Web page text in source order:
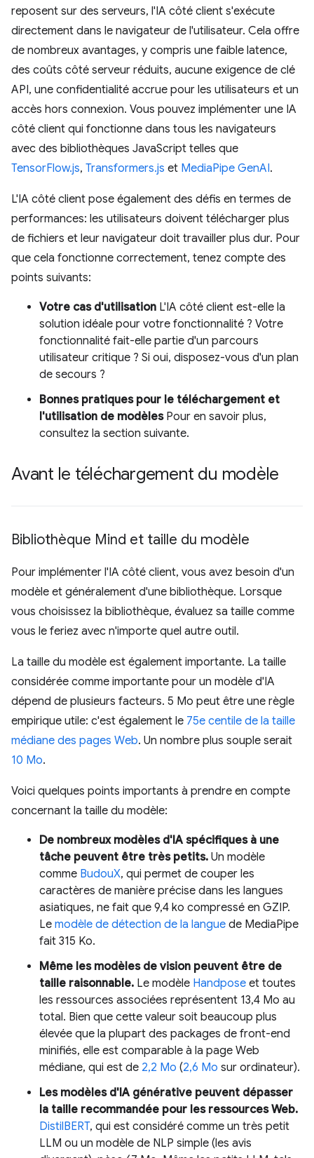
reposent sur des serveurs, l'IA côté client s'exécute
directement dans le navigateur de l'utilisateur. Cela offre
de nombreux avantages, y compris une faible latence,
des coûts côté serveur réduits, aucune exigence de clé
API, une confidentialité accrue pour les utilisateurs et un
accès hors connexion. Vous pouvez implémenter une IA
côté client qui fonctionne dans tous les navigateurs
avec des bibliothèques JavaScript telles que
TensorFlow.js, Transformers.js et MediaPipe GenAI.
L'IA côté client pose également des défis en termes de
performances: les utilisateurs doivent télécharger plus
de fichiers et leur navigateur doit travailler plus dur. Pour
que cela fonctionne correctement, tenez compte des
points suivants:
Votre cas d'utilisation L'IA côté client est-elle la
solution idéale pour votre fonctionnalité ? Votre
fonctionnalité fait-elle partie d'un parcours
utilisateur critique ? Si oui, disposez-vous d'un plan
de secours ?
Bonnes pratiques pour le téléchargement et
l'utilisation de modèlesPour en savoir plus,
consultez la section suivante.
Avant le téléchargement du modèle
Bibliothèque Mind et taille du modèle
Pour implémenter l'IA côté client, vous avez besoin d'un
modèle et généralement d'une bibliothèque. Lorsque
vous choisissez la bibliothèque, évaluez sa taille comme
vous le feriez avec n'importe quel autre outil.
La taille du modèle est également importante. La taille
considérée comme importante pour un modèle d'IA
dépend de plusieurs facteurs. 5 Mo peut être une règle
empirique utile: c'est également le 75e centile de la taille
médiane des pages Web. Un nombre plus souple serait
10 Mo.
Voici quelques points importants à prendre en compte
concernant la taille du modèle:
De nombreux modèles d'IA spécifiques à une
tâche peuvent être très petits. Un modèle
comme BudouX, qui permet de couper les
caractères de manière précise dans les langues
asiatiques, ne fait que 9,4 ko compressé en GZIP.
Le modèle de détection de la langue de MediaPipe
fait 315 Ko.
Même les modèles de vision peuvent être de
taille raisonnable. Le modèle Handpose et toutes
les ressources associées représentent 13,4 Mo au
total. Bien que cette valeur soit beaucoup plus
élevée que la plupart des packages de front-end
minifiés, elle est comparable à la page Web
médiane, qui est de 2,2 Mo (2,6 Mo sur ordinateur).
Les modèles d'IA générative peuvent dépasser
la taille recommandée pour les ressources Web.
DistilBERT, qui est considéré comme un très petit
LLM ou un modèle de NLP simple (les avis